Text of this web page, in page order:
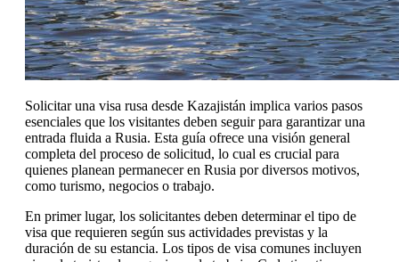
Solicitar una visa rusa desde Kazajistán implica varios pasos
esenciales que los visitantes deben seguir para garantizar una
entrada fluida a Rusia. Esta guía ofrece una visión general
completa del proceso de solicitud, lo cual es crucial para
quienes planean permanecer en Rusia por diversos motivos,
como turismo, negocios o trabajo.
En primer lugar, los solicitantes deben determinar el tipo de
visa que requieren según sus actividades previstas y la
duración de su estancia. Los tipos de visa comunes incluyen